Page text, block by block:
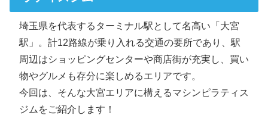
埼玉県を代表するターミナル駅として名高い「大宮
駅」。計12路線が乗り入れる交通の要所であり、駅
周辺はショッピングセンターや商店街が充実し、買い
物やグルメも存分に楽しめるエリアです。
今回は、そんな大宮エリアに構えるマシンピラティス
ジムをご紹介します！